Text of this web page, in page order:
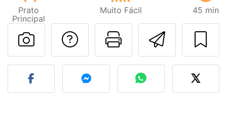
Prato
Principal
Muito Fácil 45 min
Imprima
Falar com o autor
Fez esta receita?